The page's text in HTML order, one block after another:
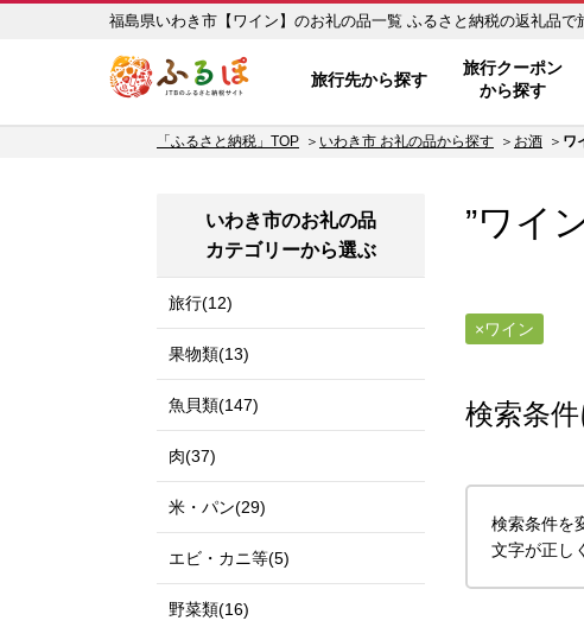
福島県いわき市【ワイン】のお礼の
旅行先から探す
旅行クーポン
から探す
「ふるさと納税」TOP いわき市 お礼の品から探す お酒 ワ
”ワイ
ワイン
検索条
検索条件を
文字が正し
いわき市のお礼の品
カテゴリーから選ぶ
旅行(12)
果物類(13)
魚貝類(147)
肉(37)
米・パン(29)
エビ・カニ等(5)
野菜類(16)